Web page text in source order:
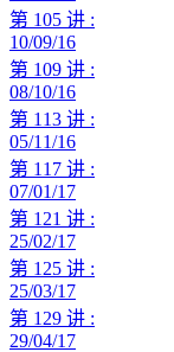
第 105 讲 :
10/09/16
第 109 讲 :
08/10/16
第 113 讲 :
05/11/16
第 117 讲 :
07/01/17
第 121 讲 :
25/02/17
第 125 讲 :
25/03/17
第 129 讲 :
29/04/17